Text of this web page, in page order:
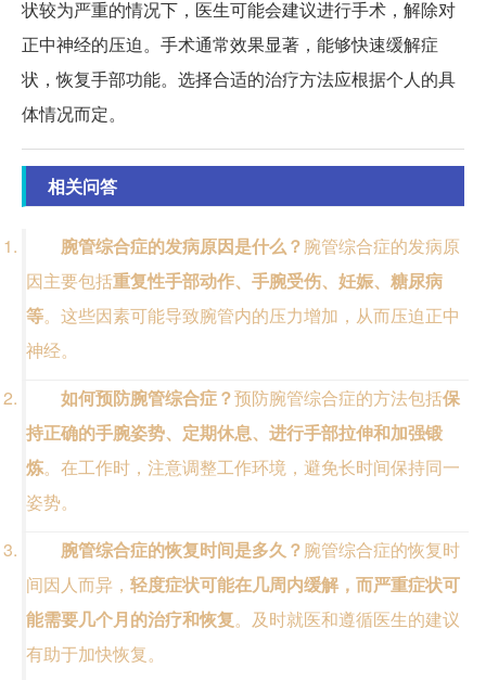
状较为严重的情况下，医生可能会建议进行手术，解除对
正中神经的压迫。手术通常效果显著，能够快速缓解症
状，恢复手部功能。选择合适的治疗方法应根据个人的具
体情况而定。
相关问答
腕管综合症的发病原因是什么？腕管综合症的发病原
因主要包括重复性手部动作、手腕受伤、妊娠、糖尿病
等。这些因素可能导致腕管内的压力增加，从而压迫正中
神经。
如何预防腕管综合症？预防腕管综合症的方法包括保
持正确的手腕姿势、定期休息、进行手部拉伸和加强锻
炼。在工作时，注意调整工作环境，避免长时间保持同一
姿势。
腕管综合症的恢复时间是多久？腕管综合症的恢复时
间因人而异， 轻度症状可能在几周内缓解，而严重症状可
能需要几个月的治疗和恢复。及时就医和遵循医生的建议
有助于加快恢复。